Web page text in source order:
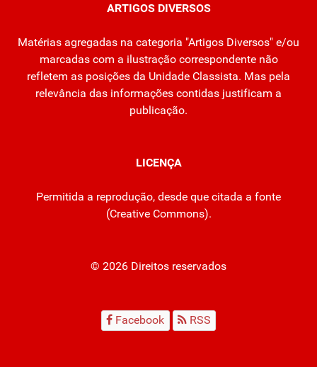
ARTIGOS DIVERSOS
Matérias agregadas na categoria "Artigos Diversos" e/ou
marcadas com a ilustração correspondente não
refletem as posições da Unidade Classista. Mas pela
relevância das informações contidas justificam a
publicação.
LICENÇA
Permitida a reprodução, desde que citada a fonte
(Creative Commons).
© 2026 Direitos reservados
Facebook RSS